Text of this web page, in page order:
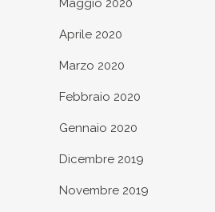
Maggio 2020
Aprile 2020
Marzo 2020
Febbraio 2020
Gennaio 2020
Dicembre 2019
Novembre 2019